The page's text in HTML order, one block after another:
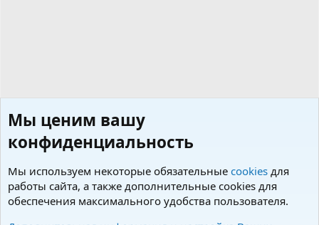
Мы и наши собаки
Мы ценим вашу
конфиденциальность
Мы используем некоторые обязательные cookies для
работы сайта, а также дополнительные cookies для
обеспечения максимального удобства пользователя.